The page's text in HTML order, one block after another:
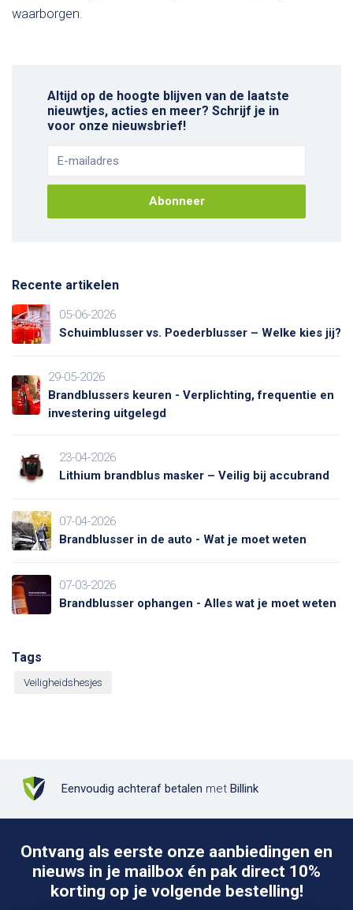
waarborgen.
Altijd op de hoogte blijven van de laatste
nieuwtjes, acties en meer? Schrijf je in
voor onze nieuwsbrief!
Abonneer
Recente artikelen
05-06-2026
Schuimblusser vs. Poederblusser – Welke kies jij?
29-05-2026
Brandblussers keuren - Verplichting, frequentie en
investering uitgelegd
23-04-2026
Lithium brandblus masker – Veilig bij accubrand
07-04-2026
Brandblusser in de auto - Wat je moet weten
07-03-2026
Brandblusser ophangen - Alles wat je moet weten
Tags
Veiligheidshesjes
Eenvoudig achteraf betalen met Billink
Ontvang als eerste onze aanbiedingen en
nieuws in je mailbox én pak direct 10%
korting op je volgende bestelling!